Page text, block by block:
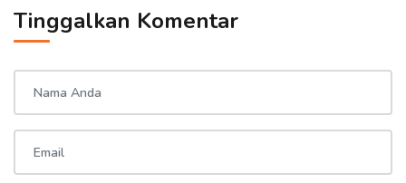
Tinggalkan Komentar